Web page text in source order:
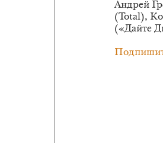
Андрей
(Total),
(«Дайте